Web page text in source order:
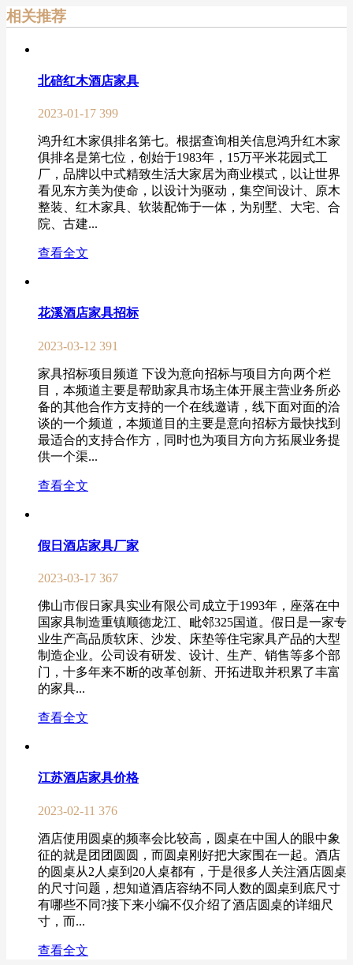
相关推荐
北碚红木酒店家具
2023-01-17 399
鸿升红木家俱排名第七。根据查询相关信息鸿升红木家
俱排名是第七位，创始于1983年，15万平米花园式工
厂，品牌以中式精致生活大家居为商业模式，以让世界
看见东方美为使命，以设计为驱动，集空间设计、原木
整装、红木家具、软装配饰于一体，为别墅、大宅、合
院、古建...
查看全文
花溪酒店家具招标
2023-03-12 391
家具招标项目频道 下设为意向招标与项目方向两个栏
目，本频道主要是帮助家具市场主体开展主营业务所必
备的其他合作方支持的一个在线邀请，线下面对面的洽
谈的一个频道，本频道目的主要是意向招标方最快找到
最适合的支持合作方，同时也为项目方向方拓展业务提
供一个渠...
查看全文
假日酒店家具厂家
2023-03-17 367
佛山市假日家具实业有限公司成立于1993年，座落在中
国家具制造重镇顺德龙江、毗邻325国道。假日是一家专
业生产高品质软床、沙发、床垫等住宅家具产品的大型
制造企业。公司设有研发、设计、生产、销售等多个部
门，十多年来不断的改革创新、开拓进取并积累了丰富
的家具...
查看全文
江苏酒店家具价格
2023-02-11 376
酒店使用圆桌的频率会比较高，圆桌在中国人的眼中象
征的就是团团圆圆，而圆桌刚好把大家围在一起。酒店
的圆桌从2人桌到20人桌都有，于是很多人关注酒店圆桌
的尺寸问题，想知道酒店容纳不同人数的圆桌到底尺寸
有哪些不同?接下来小编不仅介绍了酒店圆桌的详细尺
寸，而...
查看全文